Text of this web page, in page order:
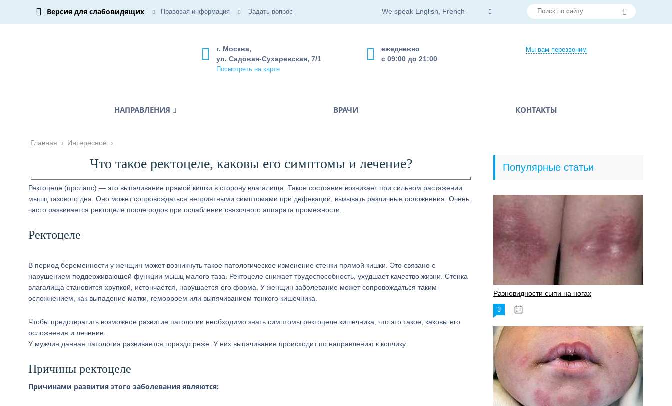
Версия для слабовидящих Правовая информация Задать вопрос We speak English, French
Мы вам перезвоним
ежедневно
с 09:00 до 21:00
г. Москва,
ул. Садовая-Сухаревская, 7/1
Посмотреть на карте
НАПРАВЛЕНИЯ ВРАЧИ КОНТАКТЫ
Главная › Интересное ›
Что такое ректоцеле, каковы его симптомы и лечение?
Ректоцеле (пролапс) — это выпячивание прямой кишки в сторону влагалища. Такое состояние возникает при сильном растяжении
мышц тазового дна. Оно может сопровождаться неприятными симптомами при дефекации, вызывать различные осложнения. Очень
часто развивается ректоцеле после родов при ослаблении связочного аппарата промежности.
Ректоцеле
В период беременности у женщин может возникнуть такое патологическое изменение стенки прямой кишки. Это связано с
нарушением поддерживающей функции мышц малого таза. Ректоцеле снижает трудоспособность, ухудшает качество жизни. Стенка
влагалища становится хрупкой, истончается, нарушается его форма. У женщин заболевание может сопровождаться таким
осложнением, как выпадение матки, геморроем или выпячиванием тонкого кишечника.
Чтобы предотвратить возможное развитие патологии необходимо знать симптомы ректоцеле кишечника, что это такое, каковы его
осложнения и лечение.
У мужчин данная патология развивается гораздо реже. У них выпячивание происходит по направлению к копчику.
Причины ректоцеле
Причинами развития этого заболевания являются:
Популярные статьи
Разновидности сыпи на ногах
3